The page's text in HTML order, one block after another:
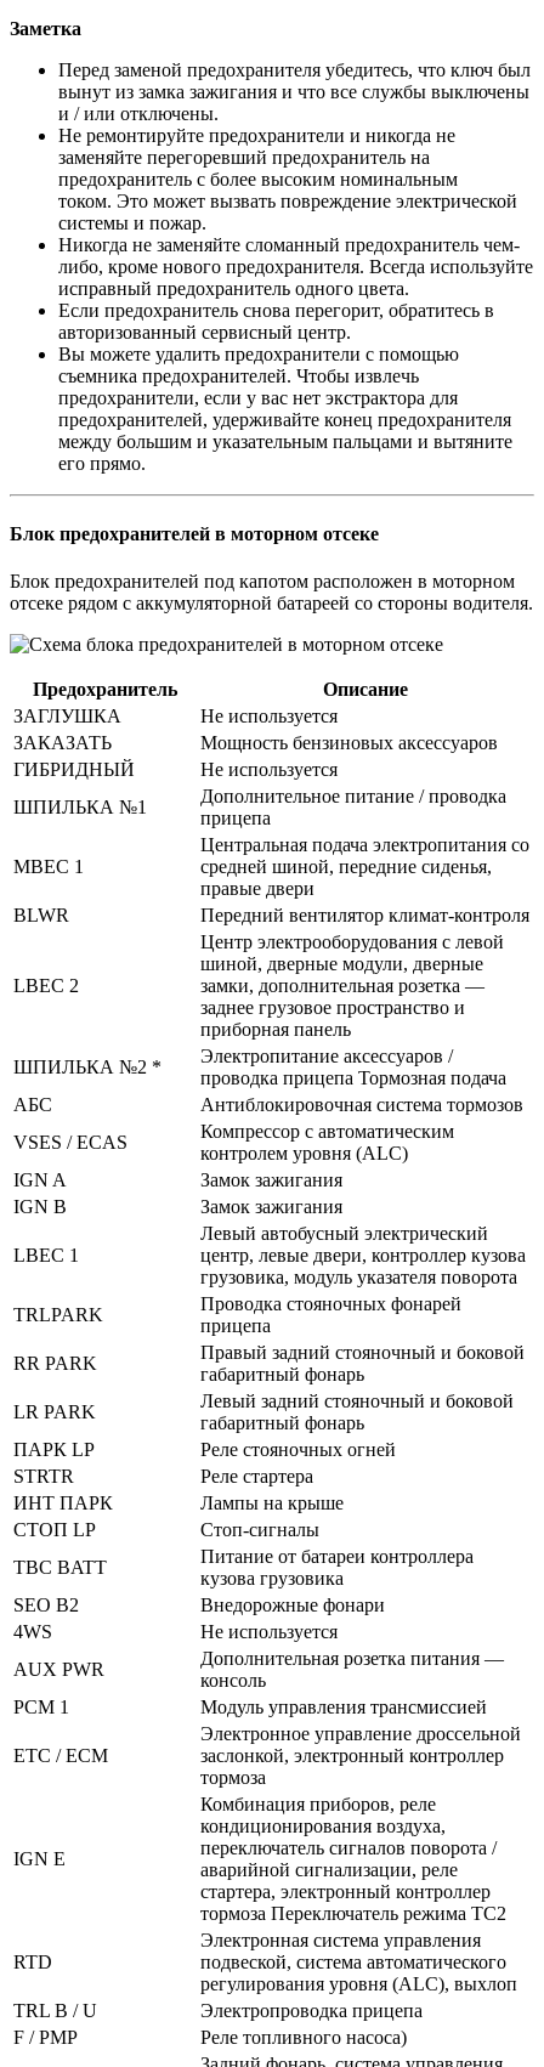
Заметка
Перед заменой предохранителя убедитесь, что ключ был
вынут из замка зажигания и что все службы выключены
и / или отключены.
Не ремонтируйте предохранители и никогда не
заменяйте перегоревший предохранитель на
предохранитель с более высоким номинальным
током. Это может вызвать повреждение электрической
системы и пожар.
Никогда не заменяйте сломанный предохранитель чем-
либо, кроме нового предохранителя. Всегда используйте
исправный предохранитель одного цвета.
Если предохранитель снова перегорит, обратитесь в
авторизованный сервисный центр.
Вы можете удалить предохранители с помощью
съемника предохранителей. Чтобы извлечь
предохранители, если у вас нет экстрактора для
предохранителей, удерживайте конец предохранителя
между большим и указательным пальцами и вытяните
его прямо.
Блок предохранителей в моторном отсеке
Блок предохранителей под капотом расположен в моторном
отсеке рядом с аккумуляторной батареей со стороны водителя.
Предохранитель
Описание
ЗАГЛУШКА
Не используется
ЗАКАЗАТЬ
Мощность бензиновых аксессуаров
ГИБРИДНЫЙ
Не используется
ШПИЛЬКА №1
Дополнительное питание / проводка
прицепа
MBEC 1
Центральная подача электропитания со
средней шиной, передние сиденья,
правые двери
BLWR
Передний вентилятор климат-контроля
LBEC 2
Центр электрооборудования с левой
шиной, дверные модули, дверные
замки, дополнительная розетка —
заднее грузовое пространство и
приборная панель
ШПИЛЬКА №2 *
Электропитание аксессуаров /
проводка прицепа Тормозная подача
АБС
Антиблокировочная система тормозов
VSES / ECAS
Компрессор с автоматическим
контролем уровня (ALC)
IGN A
Замок зажигания
IGN B
Замок зажигания
LBEC 1
Левый автобусный электрический
центр, левые двери, контроллер кузова
грузовика, модуль указателя поворота
TRLPARK
Проводка стояночных фонарей
прицепа
RR PARK
Правый задний стояночный и боковой
габаритный фонарь
LR PARK
Левый задний стояночный и боковой
габаритный фонарь
ПАРК LP
Реле стояночных огней
STRTR
Реле стартера
ИНТ ПАРК
Лампы на крыше
СТОП LP
Стоп-сигналы
TBC BATT
Питание от батареи контроллера
кузова грузовика
SEO B2
Внедорожные фонари
4WS
Не используется
AUX PWR
Дополнительная розетка питания —
консоль
PCM 1
Модуль управления трансмиссией
ETC / ECM
Электронное управление дроссельной
заслонкой, электронный контроллер
тормоза
IGN E
Комбинация приборов, реле
кондиционирования воздуха,
переключатель сигналов поворота /
аварийной сигнализации, реле
стартера, электронный контроллер
тормоза Переключатель режима TC2
RTD
Электронная система управления
подвеской, система автоматического
регулирования уровня (ALC), выхлоп
TRL B / U
Электропроводка прицепа
F / PMP
Реле топливного насоса)